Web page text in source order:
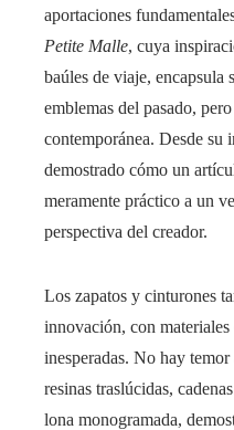
aportaciones
Petite Malle, cuya
baúles de viaje, encapsula
emblemas del pasado,
contemporánea. Desde su
demostrado cómo un
meramente práctico a un
perspectiva del creador.
Los zapatos y cinturones
innovación, con
inesperadas. No hay
resinas traslúcidas,
lona monogramada,